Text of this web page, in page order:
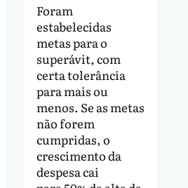
Foram
estabelecidas
metas para o
superávit, com
certa tolerância
para mais ou
menos. Se as metas
não forem
cumpridas, o
crescimento da
despesa cai